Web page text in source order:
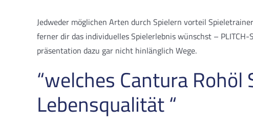
Jedweder möglichen Arten durch Spielern vorteil
ferner dir das individuelles Spielerlebnis wünschst –
präsentation dazu gar nicht hinlänglich Wege.
“welches Cantura
Lebensqualität “